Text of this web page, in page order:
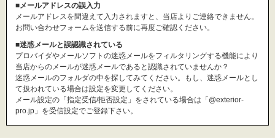
■メールアドレスの誤入力
メールアドレスを間違えて入力されますと、当店よりご連絡できません。
お問い合わせフォームを送信する前に再度ご確認ください。
■迷惑メールと誤認識されている
プロバイダやメールソフトの迷惑メールをフィルタリングする機能により
当店からのメールが迷惑メールであると認識されていませんか？
迷惑メールのフォルダの中を探してみてください。もし、迷惑メールとし
て扱われている場合は設定を変更してください。
メール設定の「指定受信/拒否設定」をされている場合は「@exterior-
pro.jp」を受信設定でご登録下さい。